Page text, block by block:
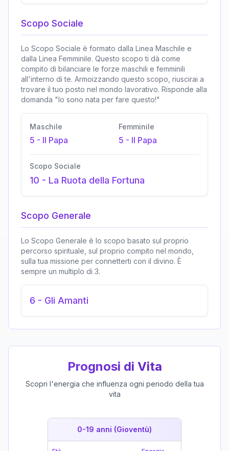
Scopo Sociale
Lo Scopo Sociale è formato dalla Linea Maschile e
dalla Linea Femminile. Questo scopo ti dà come
compito di bilanciare le forze maschili e femminili
all'interno di te. Armoizzando questo scopo, riuscirai a
trovare il tuo posto nel mondo lavorativo. Risponde alla
domanda "Io sono nata per fare questo!"
Maschile
5 - Il Papa
Femminile
5 - Il Papa
Scopo Sociale
10 - La Ruota della Fortuna
Scopo Generale
Lo Scopo Generale è lo scopo basato sul proprio
percorso spirituale, sul proprio compito nel mondo,
sulla tua missione per connetterti con il divino. È
sempre un multiplo di 3.
6 - Gli Amanti
Prognosi di Vita
Scopri l'energia che influenza ogni periodo della tua
vita
0-19 anni (Gioventù)